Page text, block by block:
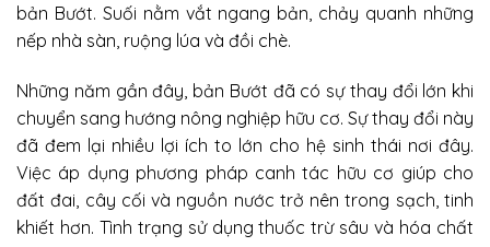
bản Bướt. Suối nằm vắt ngang bản, chảy quanh những
nếp nhà sàn, ruộng lúa và đồi chè.
Những năm gần đây, bản Bướt đã có sự thay đổi lớn khi
chuyển sang hướng nông nghiệp hữu cơ. Sự thay đổi này
đã đem lại nhiều lợi ích to lớn cho hệ sinh thái nơi đây.
Việc áp dụng phương pháp canh tác hữu cơ giúp cho
đất đai, cây cối và nguồn nước trở nên trong sạch, tinh
khiết hơn. Tình trạng sử dụng thuốc trừ sâu và hóa chất